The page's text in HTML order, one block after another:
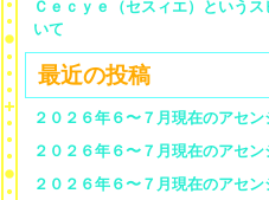
Ｃｅｃｙｅ（セスィエ）という
いて
最近の投稿
２０２６年６〜７月現在のアセ
２０２６年６〜７月現在のアセ
２０２６年６〜７月現在のアセ